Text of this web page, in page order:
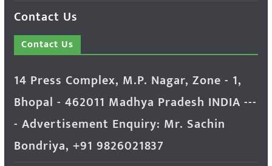
Contact Us
Contact Us
14 Press Complex, M.P. Nagar, Zone - 1,
Bhopal - 462011 Madhya Pradesh INDIA ---
- Advertisement Enquiry: Mr. Sachin
Bondriya, +91 9826021837